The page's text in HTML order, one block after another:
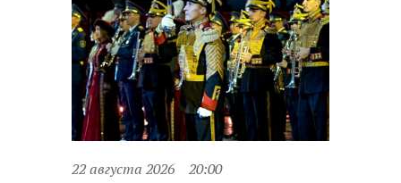
22 августа 2026 20:00